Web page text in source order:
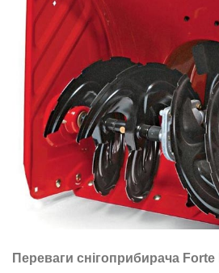
Переваги снігоприбирача Forte